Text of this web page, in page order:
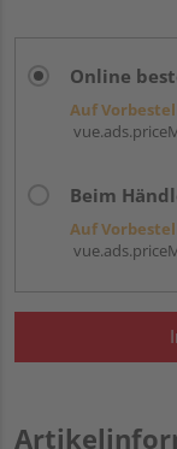
Online
Auf
Beim
Auf